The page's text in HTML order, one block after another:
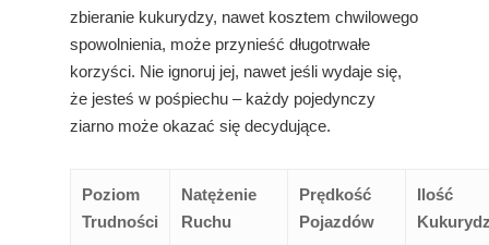
zbieranie kukurydzy, nawet kosztem chwilowego
spowolnienia, może przynieść długotrwałe
korzyści. Nie ignoruj jej, nawet jeśli wydaje się,
że jesteś w pośpiechu – każdy pojedynczy
ziarno może okazać się decydujące.
Poziom
Trudności
Natężenie
Ruchu
Prędkość
Pojazdów
Ilość